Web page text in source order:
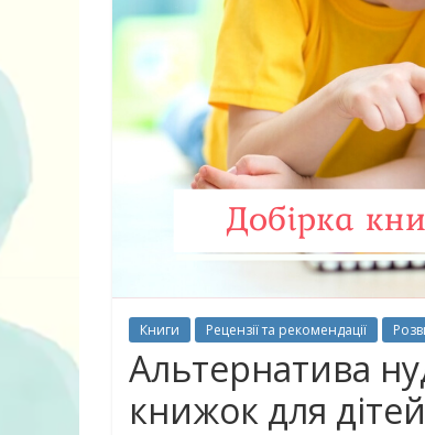
Книги Рецензії та рекомендації
Альтернатива
книжок для дітей